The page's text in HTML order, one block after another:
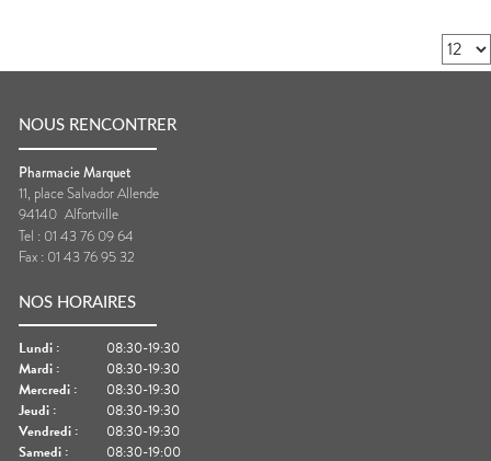
NOUS RENCONTRER
Pharmacie Marquet
11, place Salvador Allende
94140 Alfortville
Tel : 01 43 76 09 64
Fax : 01 43 76 95 32
NOS HORAIRES
Lundi :
08:30-19:30
Mardi :
08:30-19:30
Mercredi :
08:30-19:30
Jeudi :
08:30-19:30
Vendredi :
08:30-19:30
Samedi :
08:30-19:00